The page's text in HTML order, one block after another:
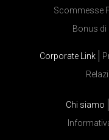
Scommesse
Bonus di
Corporate Link
Chi siamo